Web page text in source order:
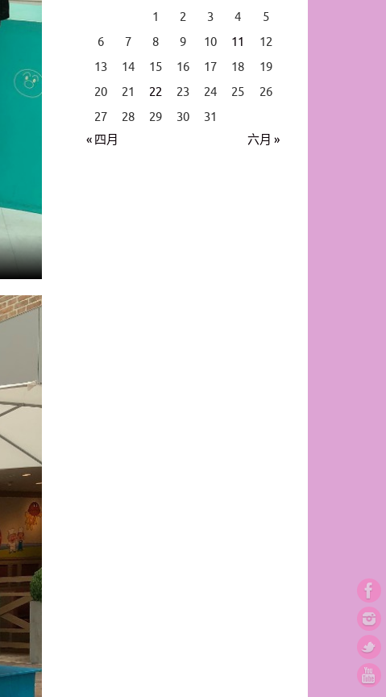
« 四月 六月 »
1 2 3 4
5
6
7 8 9 10 11
12
13
14 15 16 17 18
19
20
21 22 23 24 25
26
27
28 29 30 31